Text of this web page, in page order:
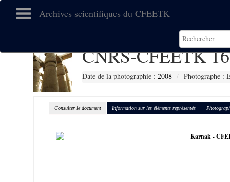
Archives scientifiques du CFEETK
CNRS-CFEETK
Date de la photographie : 2008 Photographe :
Consulter le document Information sur les éléments représentés